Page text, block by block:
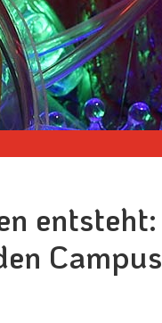
entsteht:
Campus